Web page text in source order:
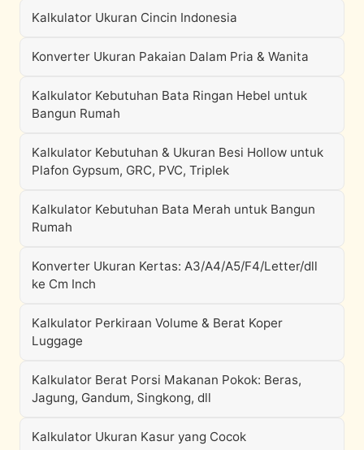
Kalkulator Ukuran Cincin Indonesia
Konverter Ukuran Pakaian Dalam Pria & Wanita
Kalkulator Kebutuhan Bata Ringan Hebel untuk
Bangun Rumah
Kalkulator Kebutuhan & Ukuran Besi Hollow untuk
Plafon Gypsum, GRC, PVC, Triplek
Kalkulator Kebutuhan Bata Merah untuk Bangun
Rumah
Konverter Ukuran Kertas: A3/A4/A5/F4/Letter/dll
ke Cm Inch
Kalkulator Perkiraan Volume & Berat Koper
Luggage
Kalkulator Berat Porsi Makanan Pokok: Beras,
Jagung, Gandum, Singkong, dll
Kalkulator Ukuran Kasur yang Cocok